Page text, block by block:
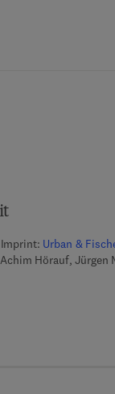
Imprint: Urban &
Hörauf, Jürgen